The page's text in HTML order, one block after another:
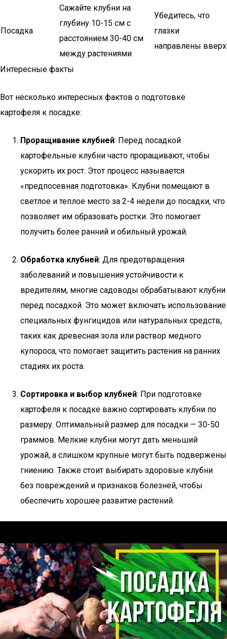
Посадка
Сажайте клубни на
глубину 10-15 см с
расстоянием 30-40 см
между растениями
Убедитесь, что
глазки
направлены вверх
Интересные факты
Вот несколько интересных фактов о подготовке
картофеля к посадке:
Проращивание клубней: Перед посадкой
картофельные клубни часто проращивают, чтобы
ускорить их рост. Этот процесс называется
«предпосевная подготовка». Клубни помещают в
светлое и теплое место за 2-4 недели до посадки, что
позволяет им образовать ростки. Это помогает
получить более ранний и обильный урожай.
Обработка клубней: Для предотвращения
заболеваний и повышения устойчивости к
вредителям, многие садоводы обрабатывают клубни
перед посадкой. Это может включать использование
специальных фунгицидов или натуральных средств,
таких как древесная зола или раствор медного
купороса, что помогает защитить растения на ранних
стадиях их роста.
Сортировка и выбор клубней: При подготовке
картофеля к посадке важно сортировать клубни по
размеру. Оптимальный размер для посадки — 30-50
граммов. Мелкие клубни могут дать меньший
урожай, а слишком крупные могут быть подвержены
гниению. Также стоит выбирать здоровые клубни
без повреждений и признаков болезней, чтобы
обеспечить хорошее развитие растений.